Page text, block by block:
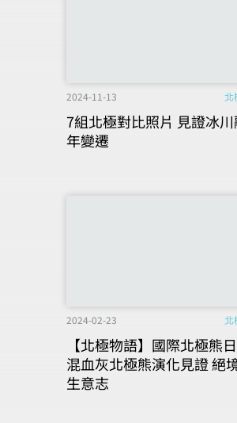
2024-11-13 北
7組北極對比照片 見證冰
年變遷
2024-02-23 北
【北極物語】國際北極熊
混血灰北極熊演化見證 絕
生意志